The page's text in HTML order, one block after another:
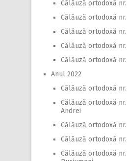
Călăuză ortodoxă nr.
Călăuză ortodoxă nr.
Călăuză ortodoxă nr.
Călăuză ortodoxă nr.
Călăuză ortodoxă nr.
Anul 2022
Călăuză ortodoxă
Călăuză ortodoxă
Andrei
Călăuză ortodoxă
Călăuză ortodoxă
Călăuză ortodoxă